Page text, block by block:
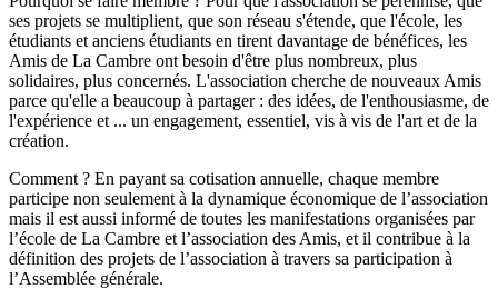
ses projets se multiplient, que son réseau s'étende, que l'école, les
étudiants et anciens étudiants en tirent davantage de bénéfices, les
Amis de La Cambre ont besoin d'être plus nombreux, plus
solidaires, plus concernés. L'association cherche de nouveaux Amis
parce qu'elle a beaucoup à partager : des idées, de l'enthousiasme, de
l'expérience et ... un engagement, essentiel, vis à vis de l'art et de la
création.
Comment ? En payant sa cotisation annuelle, chaque membre
participe non seulement à la dynamique économique de l’association
mais il est aussi informé de toutes les manifestations organisées par
l’école de La Cambre et l’association des Amis, et il contribue à la
définition des projets de l’association à travers sa participation à
l’Assemblée générale.